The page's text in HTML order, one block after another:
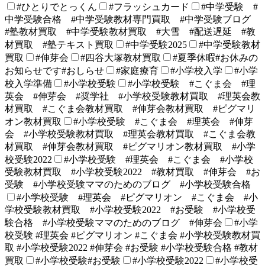
#ひとりでとっくん
#フラッシュカード
#中学受験 #
中学受験合格 #中学受験教材専門買取 #中学受験ブログ
#塾教材買取 #中学受験教材買取 #大雪 #配送遅延 #教
材買取 #塾テキスト買取
#中学受験2025
#中学受験教材
買取
#伸芽会 #四谷大塚教材買取
#夏季休暇#お休みの
お知らせです#おしらせ
#家庭療育 #小学校入学
#小学
校入学準備
#小学校受験
#小学校受験 #こぐま会 #理
英会 #伸芽会 #奨学社 #小学校受験教材買取 #理英会教
材買取 #こぐま会教材買取 #伸芽会教材買取 #ピグマリ
オン教材買取
#小学校受験 #こぐま会 #理英会 #伸芽
会 #小学校受験教材買取 #理英会教材買取 #こぐま会教
材買取 #伸芽会教材買取 #ピグマリオン教材買取 #小学
校受験2022
#小学校受験 #理英会 #こぐま会 #小学校
受験教材買取 #小学校受験2022 #教材買取 #伸芽会 #お
受験 #小学校受験ママのためのブログ #小学校受験合格
#小学校受験 #理英会 #ピグマリオン #こぐま会 #小
学校受験教材買取 #小学校受験2022 #お受験 #小学校受
験合格 #小学校受験ママのためのブログ #伸芽会
#小学
校受験 #理英会 #ピグマリオン #こぐま会 #小学校受験教材買
取 #小学校受験2022 #伸芽会 #お受験 #小学校受験合格 #教材
買取
#小学校受験#お受験 #小学校受験2022
#小学校受